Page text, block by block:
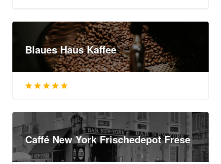
Blaues Haus Kaffee
Caffé New York Frischedepot Frese